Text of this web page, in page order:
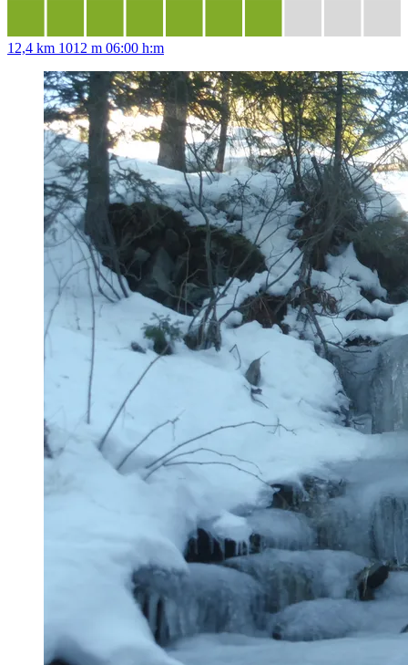
12,4 km 1012 m 06:00 h:m